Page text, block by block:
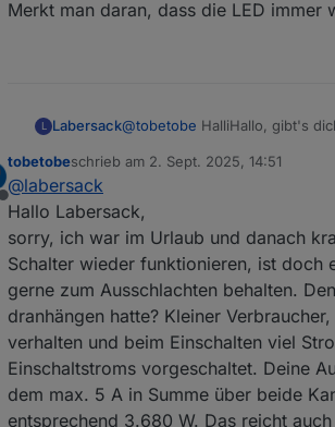
Merkt man daran, dass die LED
L Labersack@tobetobe HalliHallo, gibt's
Offline
tobetobeschrieb am 2. Sept. 2025, 14:51
zuletzt editiert von
@labersack
Hallo Labersack,
sorry, ich war im Urlaub und danach
Schalter wieder funktionieren, ist doch
gerne zum Ausschlachten behalten.
dranhängen hatte? Kleiner
verhalten und beim Einschalten viel
Einschaltstroms vorgeschaltet. Deine
dem max. 5 A in Summe über beide
entsprechend 3.680 W. Das reicht